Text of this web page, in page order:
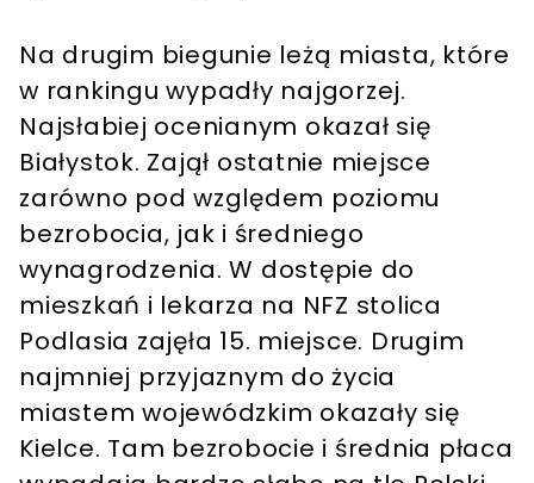
Na drugim biegunie leżą miasta, które
w rankingu wypadły najgorzej.
Najsłabiej ocenianym okazał się
Białystok. Zajął ostatnie miejsce
zarówno pod względem poziomu
bezrobocia, jak i średniego
wynagrodzenia. W dostępie do
mieszkań i lekarza na NFZ stolica
Podlasia zajęła 15. miejsce. Drugim
najmniej przyjaznym do życia
miastem wojewódzkim okazały się
Kielce. Tam bezrobocie i średnia płaca